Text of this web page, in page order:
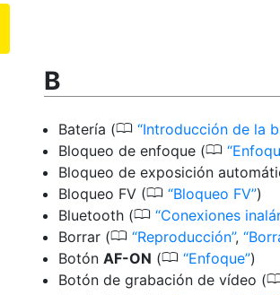
B
Batería (0 Introducción de la
Bloqueo de enfoque (0
Bloqueo de exposición
Bloqueo FV (0 Bloqueo FV )
Bluetooth (0 Conexiones
Borrar (0 Reproducción ,
Botón AF-ON (0 Enfoque )
Botón de grabación de vídeo (